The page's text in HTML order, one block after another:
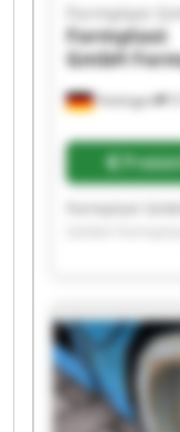
Hattingen
Formplast
Formplast
GmbH
Formplast
Formplast
GmbH
Formplast
GmbH